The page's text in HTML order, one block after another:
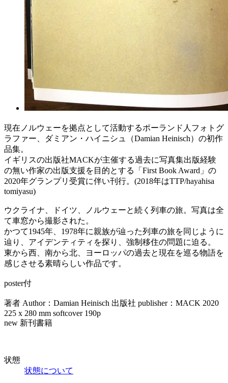
現在ノルウェーを拠点として活動するポーランド人フォトグ
ラファー、ダミアン・ハイニシュ（Damian Heinisch）の初作
品集。
イギリスの出版社MACKが主催する過去に写真集出版経験
の無い作家の出版支援を目的とする「First Book Award」の
2020年グランプリ受賞に伴い刊行。(2018年はTTP/hayahisa
tomiyasu)
ウクライナ、ドイツ、ノルウェーと続く列車の旅。写真は全
て車窓から撮影された。
かつて1945年、1978年に親族が辿った列車の旅を同じように
辿り、アイデンティティを探り、強制移住の問題に迫る。
東から西、南から北、ヨーロッパの過去と現在を巡る物語を
感じさせる素晴らしい作品です。
poster付
著者 Author：Damian Heinisch 出版社 publisher：MACK 2020
225 x 280 mm softcover 190p
new 新刊書籍
状態
状態について